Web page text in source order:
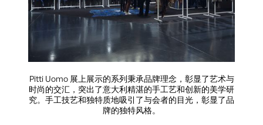
Pitti Uomo 展上展示的系列秉承品牌理念，彰显了艺术与
时尚的交汇，突出了意大利精湛的手工艺和创新的美学研
究。手工技艺和独特质地吸引了与会者的目光，彰显了品
牌的独特风格。